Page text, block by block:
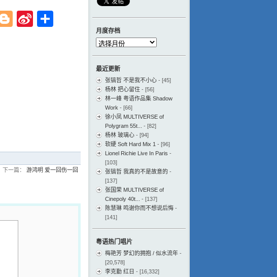
WordPress
Blogger
Sina
下一篇： 游鸿明 爱一回伤一回
月度存档
月
档
最近更新
张镐哲 不是我不小心 - [45]
杨林 把心留住 - [56]
林一峰 粤语作品集 Shadow
Work - [66]
徐小凤 MULTIVERSE of
Polygram 55t...
- [82]
杨林 玻璃心 - [94]
软硬 Soft Hard Mix 1 - [96]
Lionel Richie Live In Paris -
[103]
张镐哲 我真的不是故意的 -
[137]
张国荣 MULTIVERSE of
Cinepoly 40t...
- [137]
陈慧琳 鸣谢你而不想说后悔 -
[141]
粤语热门唱片
梅艳芳 梦幻的拥抱 / 似水流年 -
[20,578]
李克勤 红日 - [16,332]